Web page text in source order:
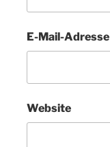
E-Mail-Adresse
Website